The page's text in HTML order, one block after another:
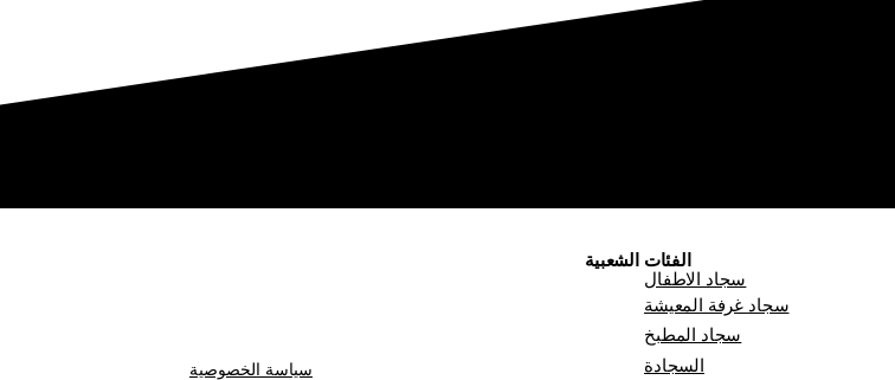
سياسة الخصوصية
سجاد الاطفال
سجاد غرفة المعيشة
سجاد المطبخ
السجادة
الفئات الشعبية